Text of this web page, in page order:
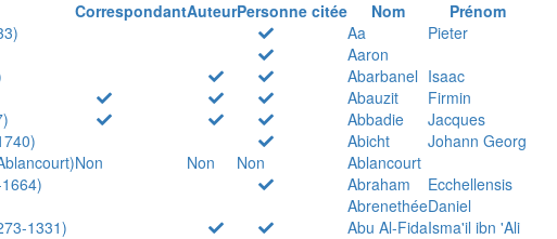
CorrespondantAuteurPersonne citée Nom
Prénom
Aa
Pieter
Aaron
Abarbanel Isaac
Abauzit
Firmin
Abbadie
Jacques
Abicht
Johann Georg
Non Non Non
Ablancourt
Abraham
Ecchellensis
AbrenethéeDaniel
1331)
Abu Al-FidaIsma'il ibn 'Ali